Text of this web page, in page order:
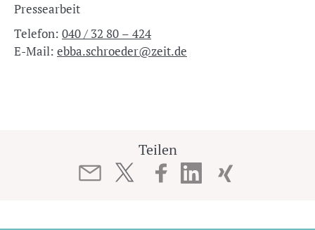
Pressearbeit
Telefon: 040 / 32 80 – 424
E-Mail: ebba.schroeder@zeit.de
Teilen